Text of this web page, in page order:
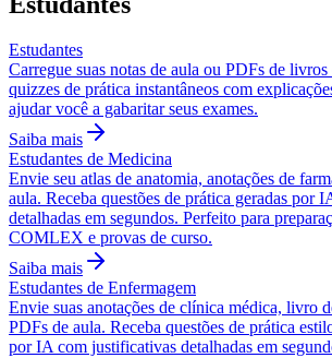
Estudantes
Carregue suas notas de aula ou PDFs de
quizzes de prática instantâneos com
ajudar você a gabaritar seus exames.
Saiba mais
Estudantes de Medicina
Envie seu atlas de anatomia, anotações de
aula. Receba questões de prática geradas por
detalhadas em segundos. Perfeito para
COMLEX e provas de curso.
Saiba mais
Estudantes de Enfermagem
Envie suas anotações de clínica médica, livro
PDFs de aula. Receba questões de prática
por IA com justificativas detalhadas em